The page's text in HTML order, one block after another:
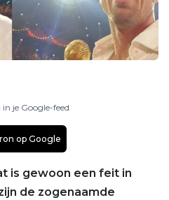
je Google-feed
op Google
is gewoon een feit in
de zogenaamde